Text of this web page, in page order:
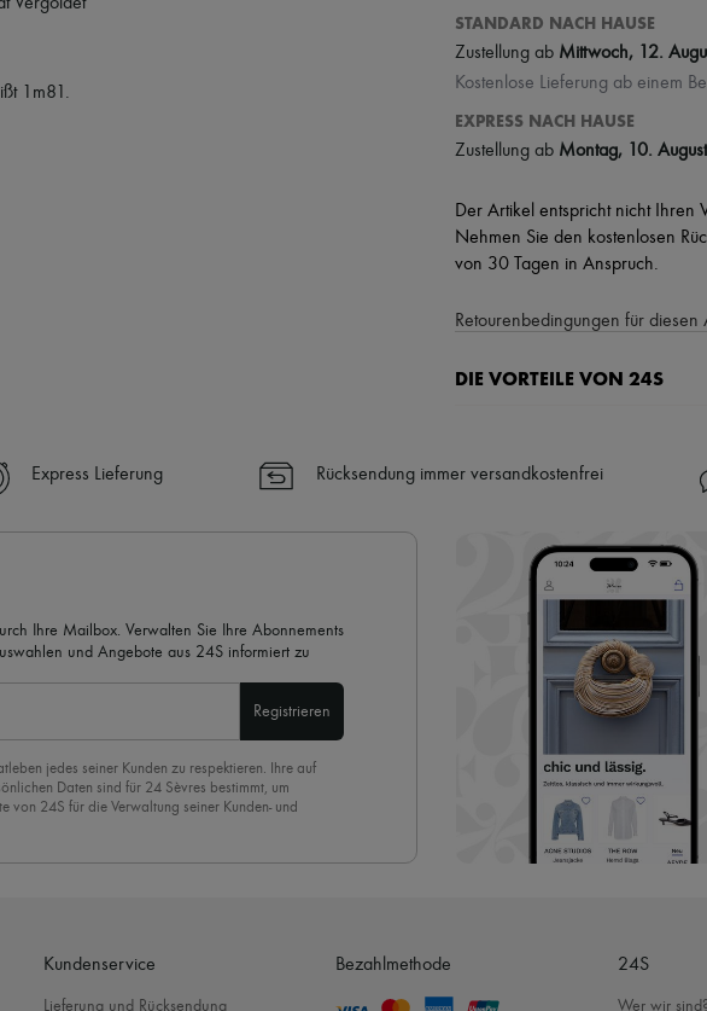
1m81.
STANDARD NACH HAUSE
Zustellung ab Mittwoch, 12.
Kostenlose Lieferung ab einem
EXPRESS NACH HAUSE
Zustellung ab Montag, 10. August
Der Artikel entspricht nicht Ihren
Nehmen Sie den kostenlosen
von 30 Tagen in Anspruch.
Retourenbedingungen für diesen
DIE VORTEILE VON 24S
✓ Expresslieferung in über 100
Mehr erfahren über 24S, ein
Express Lieferung Rücksendung immer versandkostenfrei
Ihre Mailbox. Verwalten Sie Ihre Abonnements
und Angebote aus 24S informiert zu
Registrieren
jedes seiner Kunden zu respektieren. Ihre auf
Daten sind für 24 Sèvres bestimmt, um
von 24S für die Verwaltung seiner Kunden- und
auf “Abbestellen” am Ende der Seite unserer E-
Kundenservice
Lieferung und Rücksendung
Bezahlmethode 24S
Wer wir